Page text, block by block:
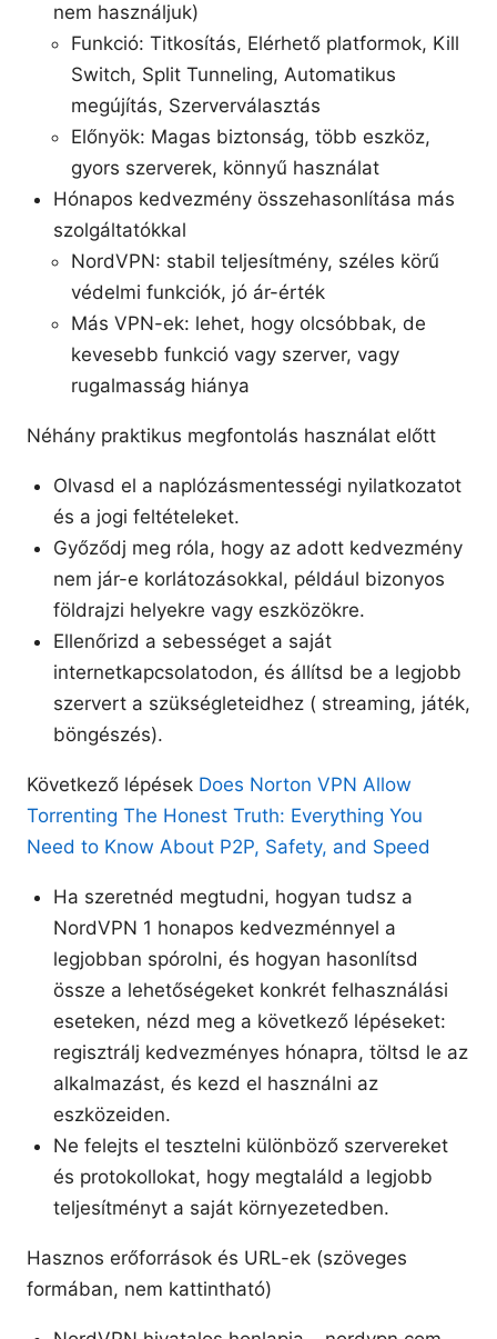
nem használjuk)
Funkció: Titkosítás, Elérhető platformok, Kill
Switch, Split Tunneling, Automatikus
megújítás, Szerverválasztás
Előnyök: Magas biztonság, több eszköz,
gyors szerverek, könnyű használat
Hónapos kedvezmény összehasonlítása más
szolgáltatókkal
NordVPN: stabil teljesítmény, széles körű
védelmi funkciók, jó ár-érték
Más VPN-ek: lehet, hogy olcsóbbak, de
kevesebb funkció vagy szerver, vagy
rugalmasság hiánya
Néhány praktikus megfontolás használat előtt
Olvasd el a naplózásmentességi nyilatkozatot
és a jogi feltételeket.
Győződj meg róla, hogy az adott kedvezmény
nem jár-e korlátozásokkal, például bizonyos
földrajzi helyekre vagy eszközökre.
Ellenőrizd a sebességet a saját
internetkapcsolatodon, és állítsd be a legjobb
szervert a szükségleteidhez ( streaming, játék,
böngészés).
Következő lépések Does Norton VPN Allow
Torrenting The Honest Truth: Everything You
Need to Know About P2P, Safety, and Speed
Ha szeretnéd megtudni, hogyan tudsz a
NordVPN 1 honapos kedvezménnyel a
legjobban spórolni, és hogyan hasonlítsd
össze a lehetőségeket konkrét felhasználási
eseteken, nézd meg a következő lépéseket:
regisztrálj kedvezményes hónapra, töltsd le az
alkalmazást, és kezd el használni az
eszközeiden.
Ne felejts el tesztelni különböző szervereket
és protokollokat, hogy megtaláld a legjobb
teljesítményt a saját környezetedben.
Hasznos erőforrások és URL-ek (szöveges
formában, nem kattintható)